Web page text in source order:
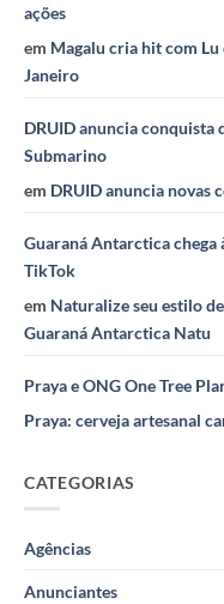
ações
em Magalu cria hit com Lu
Janeiro
DRUID anuncia conquista
Submarino
em DRUID anuncia novas
Guaraná Antarctica chega
TikTok
em Naturalize seu estilo
Guaraná Antarctica Natu
Praya e ONG One Tree
Praya: cerveja artesanal
CATEGORIAS
Agências
Anunciantes